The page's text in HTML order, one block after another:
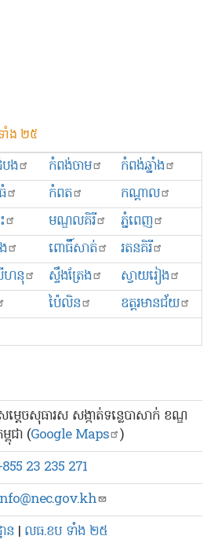
ាំង ២៥
បង កំពង់ចាម
កំពង់ឆ្នាំង
កំពត
កណ្ដាល
មណ្ឌលគិរី
ភ្នំពេញ
ពោធិ៍សាត់
រតនគិរី
ហនុ ស្ទឹងត្រែង
ស្វាយរៀង
ប៉ៃលិន
ឧត្ដរមានជ័យ
ដេចសុធារស សង្កាត់ទន្លេបាសាក់ ខណ្ឌ
ពុជា (Google Maps )
23 235 271
ន | លធ.ខប ទាំង ២៥